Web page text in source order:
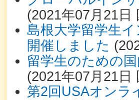
(2021年07月21日
島根大学留学生
開催しました (
留学生のための
(2021年07月21日
第2回USAオンラ